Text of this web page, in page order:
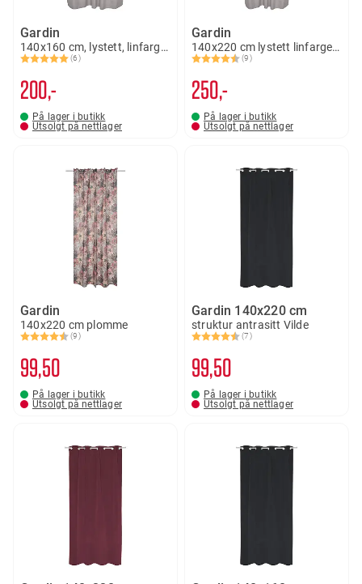
Gardin
140x160 cm, lystett, linfarget, Stina
Karakter:
(6)
5.0 av 5 mulige
200,-
På lager i butikk
Utsolgt på nettlager
Gardin
140x220 cm lystett linfarget, Stina
Karakter:
(9)
4.7 av 5 mulige
250,-
På lager i butikk
Utsolgt på nettlager
Gardin
140x220 cm plomme
Karakter:
(9)
4.3 av 5 mulige
99 50
På lager i butikk
Utsolgt på nettlager
Gardin 140x220 cm
struktur antrasitt Vilde
Karakter:
(7)
4.6 av 5 mulige
99 50
På lager i butikk
Utsolgt på nettlager